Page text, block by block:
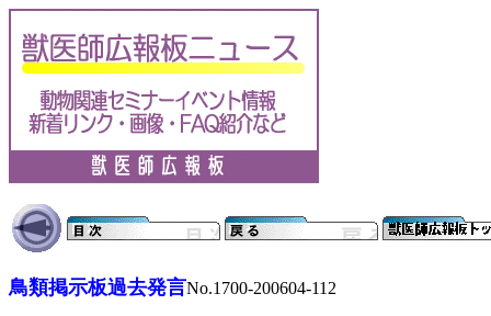
鳥類掲示板過去発言No.1700-200604-112